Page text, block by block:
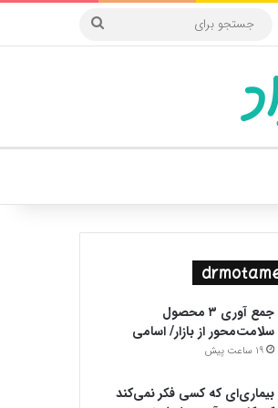
جستجو
جمع آوری ۳ محصول
سلامت‌محور از بازار/ اسامی
19 ساعت پیش
بیماری‌ای که کسی فکر نمی‌کند